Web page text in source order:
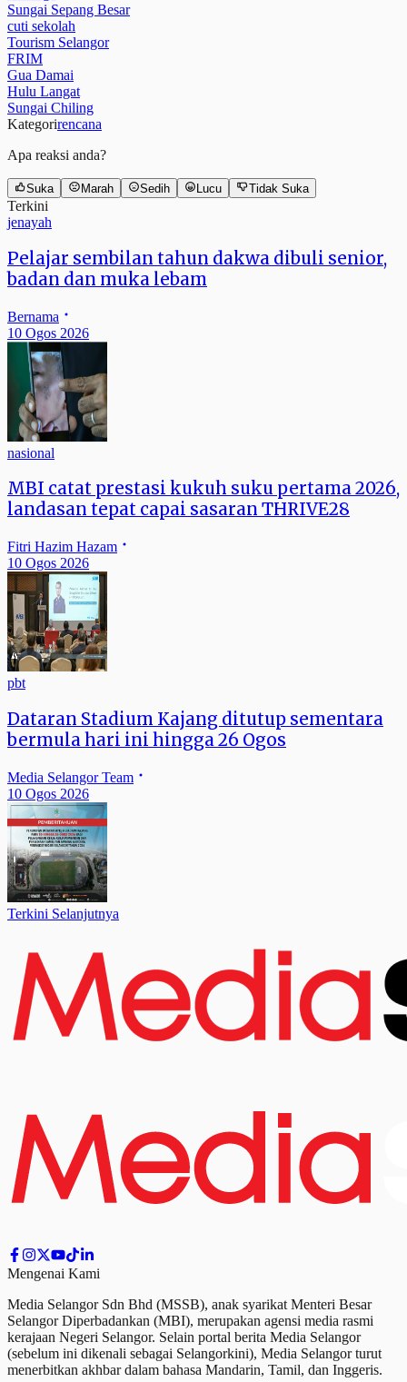
Sungai Sepang Besar
cuti sekolah
Tourism Selangor
FRIM
Gua Damai
Hulu Langat
Sungai Chiling
Kategorirencana
Apa reaksi anda?
Suka Marah Sedih Lucu Tidak Suka
Terkini
jenayah
Pelajar sembilan tahun dakwa dibuli senior,
badan dan muka lebam
Bernama
10 Ogos 2026
nasional
MBI catat prestasi kukuh suku pertama 2026,
landasan tepat capai sasaran THRIVE28
Fitri Hazim Hazam
10 Ogos 2026
pbt
Dataran Stadium Kajang ditutup sementara
bermula hari ini hingga 26 Ogos
Media Selangor Team
10 Ogos 2026
Terkini Selanjutnya
Mengenai Kami
Media Selangor Sdn Bhd (MSSB), anak syarikat Menteri Besar
Selangor Diperbadankan (MBI), merupakan agensi media rasmi
kerajaan Negeri Selangor. Selain portal berita Media Selangor
(sebelum ini dikenali sebagai Selangorkini), Media Selangor turut
menerbitkan akhbar dalam bahasa Mandarin, Tamil, dan Inggeris.